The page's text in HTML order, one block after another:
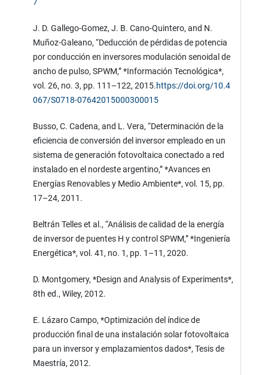
J. D. Gallego-Gomez, J. B. Cano-Quintero, and N.
Muñoz-Galeano, “Deducción de pérdidas de potencia
por conducción en inversores modulación senoidal de
ancho de pulso, SPWM,” *Información Tecnológica*,
vol. 26, no. 3, pp. 111–122, 2015.https://doi.org/10.4
067/S0718-07642015000300015
Busso, C. Cadena, and L. Vera, “Determinación de la
eficiencia de conversión del inversor empleado en un
sistema de generación fotovoltaica conectado a red
instalado en el nordeste argentino,” *Avances en
Energías Renovables y Medio Ambiente*, vol. 15, pp.
17–24, 2011.
Beltrán Telles et al., “Análisis de calidad de la energía
de inversor de puentes H y control SPWM,” *Ingeniería
Energética*, vol. 41, no. 1, pp. 1–11, 2020.
D. Montgomery, *Design and Analysis of Experiments*,
8th ed., Wiley, 2012.
E. Lázaro Campo, *Optimización del índice de
producción final de una instalación solar fotovoltaica
para un inversor y emplazamientos dados*, Tesis de
Maestría, 2012.